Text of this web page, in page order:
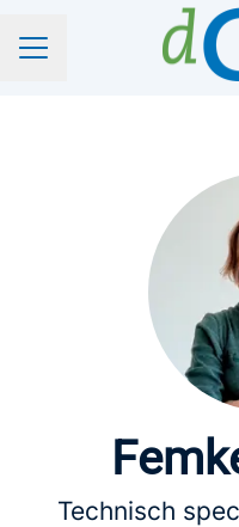
CARRIÈREMENU
Technisch